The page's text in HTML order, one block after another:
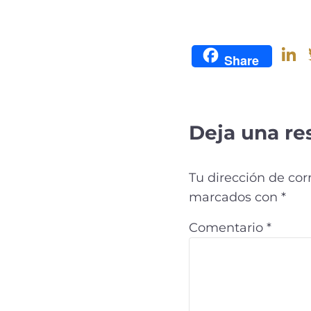
Share
Deja una
Tu dirección de
marcados con *
Comentario *